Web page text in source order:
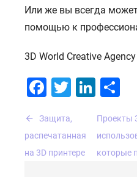
Или же вы всегда
помощью к
3D World Creative
Facebook
Twitter
Навигация
по
записям
Защита,
распечатанная
на 3D принтере
Проекты
которые